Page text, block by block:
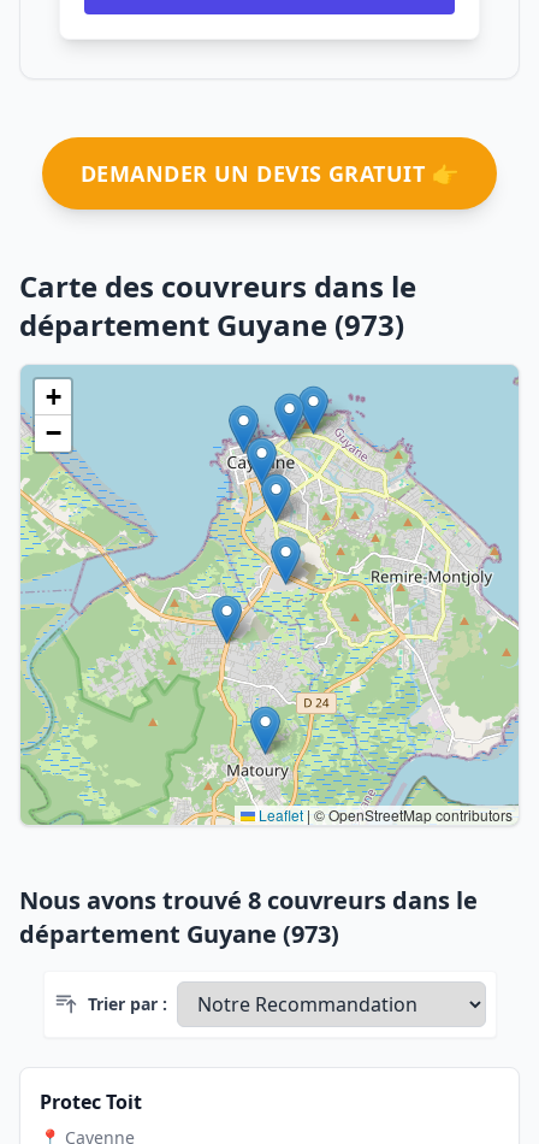
DEMANDER UN DEVIS GRATUIT 👉
Carte des couvreurs dans le
département Guyane (973)
+
−
Leaflet|© OpenStreetMap contributors
Nous avons trouvé 8 couvreurs dans le
département Guyane (973)
Trier par :
Protec Toit
📍 Cayenne